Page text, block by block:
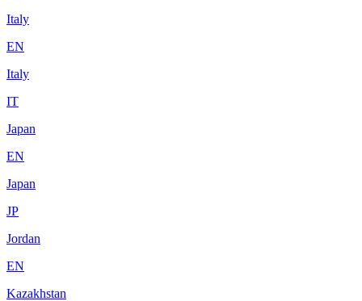
Italy
EN
Italy
IT
Japan
EN
Japan
JP
Jordan
EN
Kazakhstan